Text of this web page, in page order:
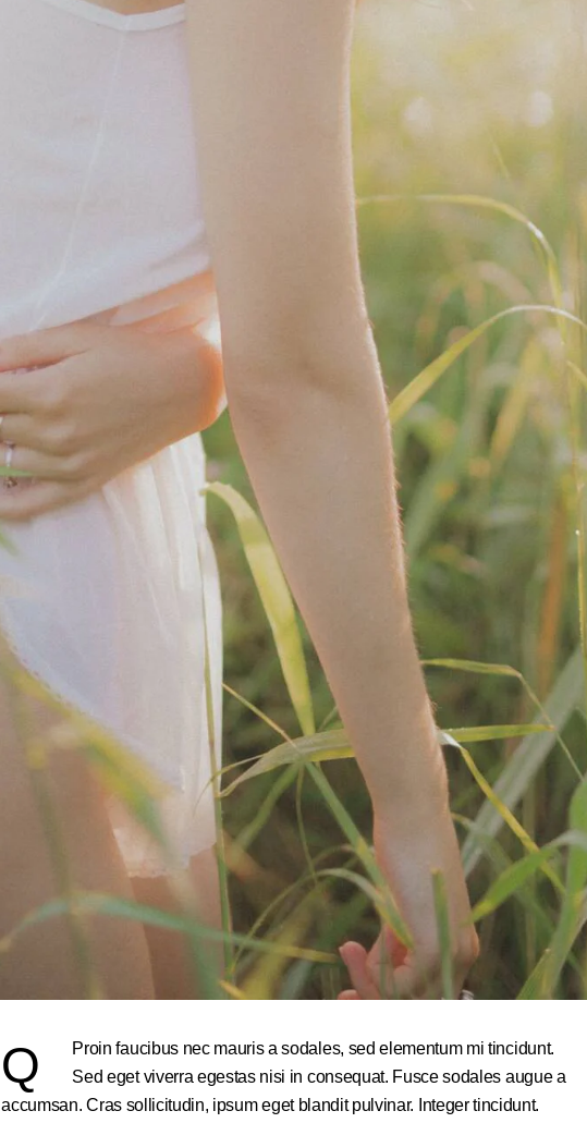
Q
Proin faucibus nec mauris a sodales, sed elementum mi tincidunt.
Sed eget viverra egestas nisi in consequat. Fusce sodales augue a
accumsan. Cras sollicitudin, ipsum eget blandit pulvinar. Integer tincidunt.